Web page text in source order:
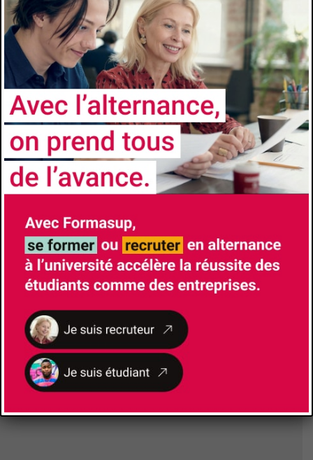
Niveau d’accès
3e année
Prérequis
Titre universitaire requis pour l'admission :
licence en Économie-Gestion, Économie, AES,
Gestion, Droit , Psychologie Sociale.
Éventuellement : une audition du candidat par
un jury mixte de professionnels et
d'universitaires.
Comment candidater
formation/master-gestion-des-ressources-
humaines-2#presentation
Les avantages de l'alternance
Formation à l’école et formation chez
l’employeur- Insertion professionnelle accrue
reconnus et visés par l’État
CONTACTS